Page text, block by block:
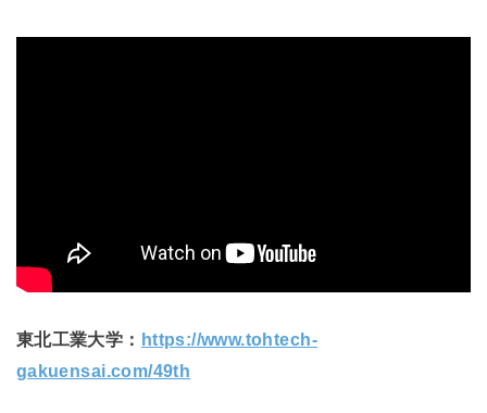
東北工業大学： https://www.tohtech-
gakuensai.com/49th